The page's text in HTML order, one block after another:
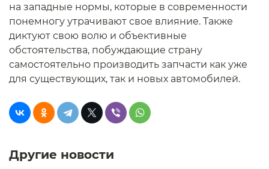
на западные нормы, которые в современности
понемногу утрачивают свое влияние. Также
диктуют свою волю и объективные
обстоятельства, побуждающие страну
самостоятельно производить запчасти как уже
для существующих, так и новых автомобилей.
Другие новости